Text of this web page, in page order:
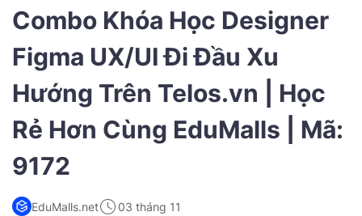
Combo Khóa Học Designer
Figma UX/UI Đi Đầu Xu
Hướng Trên Telos.vn | Học
Rẻ Hơn Cùng EduMalls | Mã:
9172
EduMalls.net 03 tháng 11